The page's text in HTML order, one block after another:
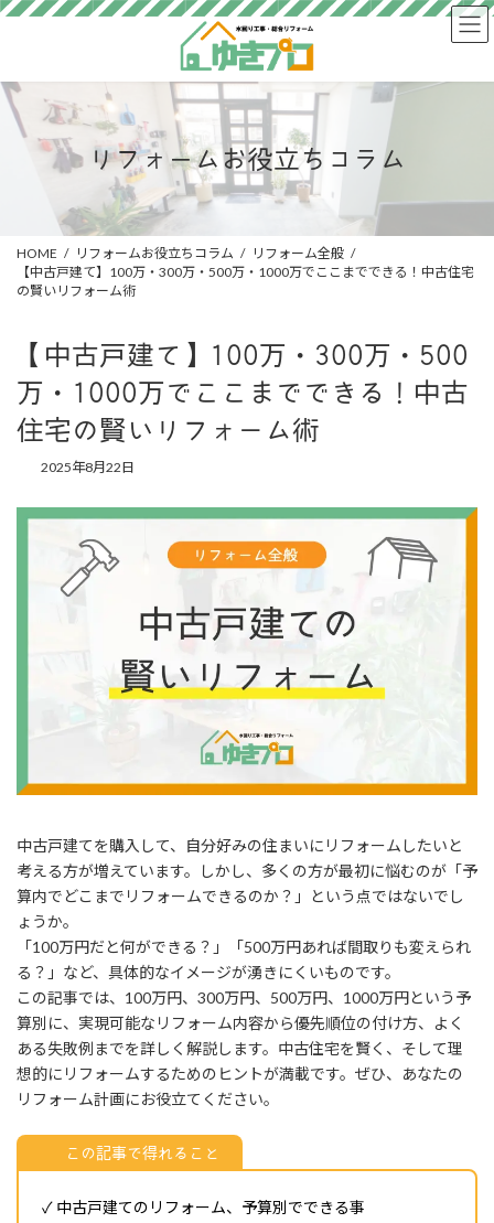
コ
ツ
へ
ナ
シ
ョ
リフォームお役立ちコラム
HOME リフォームお役立ちコラム
リフォーム全般
【中古戸建て】100万・300万・500万・1000万でここまでできる！中古住宅
の賢いリフォーム術
【中古戸建て】100万・300万・500
万・1000万でここまでできる！中古
住宅の賢いリフォーム術
2025年8月22日
中古戸建てを購入して、自分好みの住まいにリフォームしたいと
考える方が増えています。しかし、多くの方が最初に悩むのが「予
算内でどこまでリフォームできるのか？」という点ではないでし
ょうか。
「100万円だと何ができる？」「500万円あれば間取りも変えられ
る？」など、具体的なイメージが湧きにくいものです。
この記事では、100万円、300万円、500万円、1000万円という予
算別に、実現可能なリフォーム内容から優先順位の付け方、よく
ある失敗例までを詳しく解説します。中古住宅を賢く、そして理
想的にリフォームするためのヒントが満載です。ぜひ、あなたの
リフォーム計画にお役立てください。
この記事で得れること
✓ 中古戸建てのリフォーム、予算別でできる事